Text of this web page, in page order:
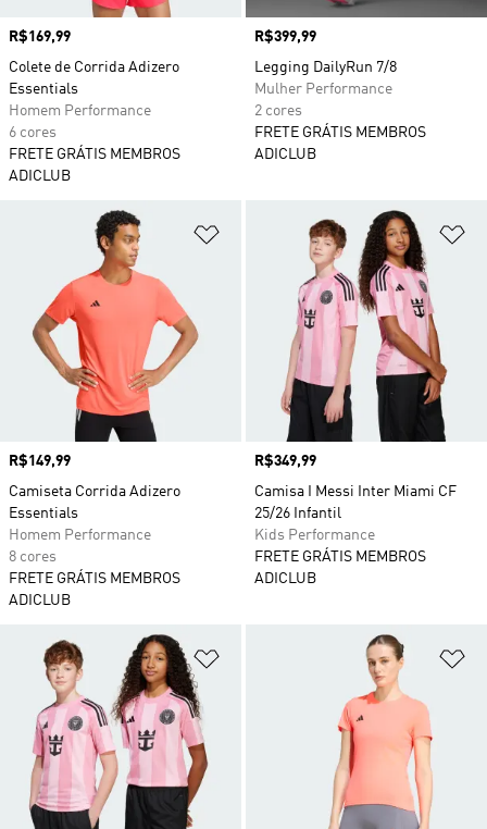
Preço
R$169,99
Colete de Corrida Adizero
Essentials
Homem Performance
6 cores
FRETE GRÁTIS MEMBROS
ADICLUB
Preço
R$399,99
Legging DailyRun 7/8
Mulher Performance
2 cores
FRETE GRÁTIS MEMBROS
ADICLUB
Adicionar à Lista de Desejos
Preço
R$149,99
Camiseta Corrida Adizero
Essentials
Homem Performance
8 cores
FRETE GRÁTIS MEMBROS
ADICLUB
Preço
R$349,99
Camisa I Messi Inter Miami CF
25/26 Infantil
Kids Performance
FRETE GRÁTIS MEMBROS
ADICLUB
Adicionar à Lista de Desejos